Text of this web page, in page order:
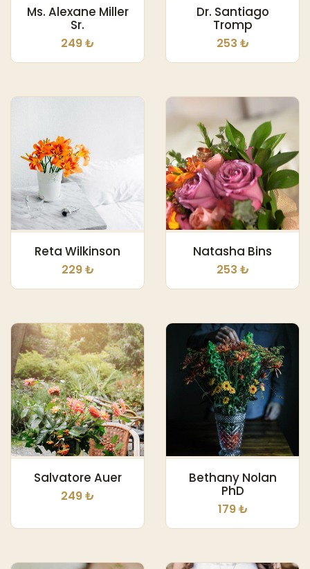
Ms. Alexane Miller
Sr.
249 ₺
Dr. Santiago
Tromp
253 ₺
Reta Wilkinson
229 ₺
Natasha Bins
253 ₺
Salvatore Auer
249 ₺
Bethany Nolan
PhD
179 ₺